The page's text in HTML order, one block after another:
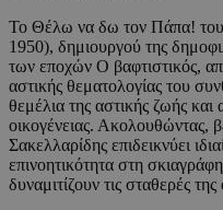
Το Θέλω να δω τον Πάπα!
1950), δημιουργού της
των εποχών Ο βαφτιστικός,
αστικής θεματολογίας του
θεμέλια της αστικής ζωής και
οικογένειας. Ακολουθώντας,
Σακελλαρίδης επιδεικνύει
επινοητικότητα στη
δυναμιτίζουν τις σταθερές